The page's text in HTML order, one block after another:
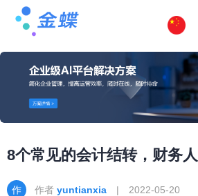
8个常见的会计结转，财务
作者 yuntianxia | 2022-05-20